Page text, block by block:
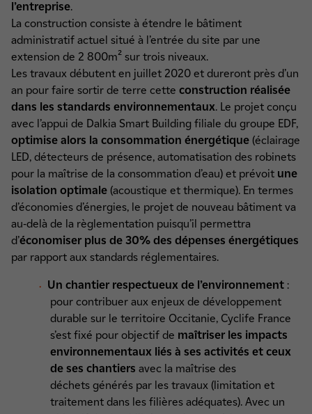
l’entreprise.
La construction consiste à étendre le bâtiment
administratif actuel situé à l’entrée du site par une
extension de 2 800m² sur trois niveaux.
Les travaux débutent en juillet 2020 et dureront près d’un
an pour faire sortir de terre cette construction réalisée
dans les standards environnementaux. Le projet conçu
avec l’appui de Dalkia Smart Building filiale du groupe EDF,
optimise alors la consommation énergétique (éclairage
LED, détecteurs de présence, automatisation des robinets
pour la maîtrise de la consommation d’eau) et prévoit une
isolation optimale (acoustique et thermique). En termes
d’économies d’énergies, le projet de nouveau bâtiment va
au-delà de la règlementation puisqu’il permettra
d’économiser plus de 30% des dépenses énergétiques
par rapport aux standards réglementaires.
Un chantier respectueux de l’environnement :
pour contribuer aux enjeux de développement
durable sur le territoire Occitanie, Cyclife France
s’est fixé pour objectif de maîtriser les impacts
environnementaux liés à ses activités et ceux
de ses chantiers avec la maîtrise des
déchets générés par les travaux (limitation et
traitement dans les filières adéquates). Avec un